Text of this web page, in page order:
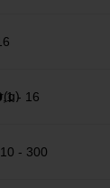
- 16
- 300